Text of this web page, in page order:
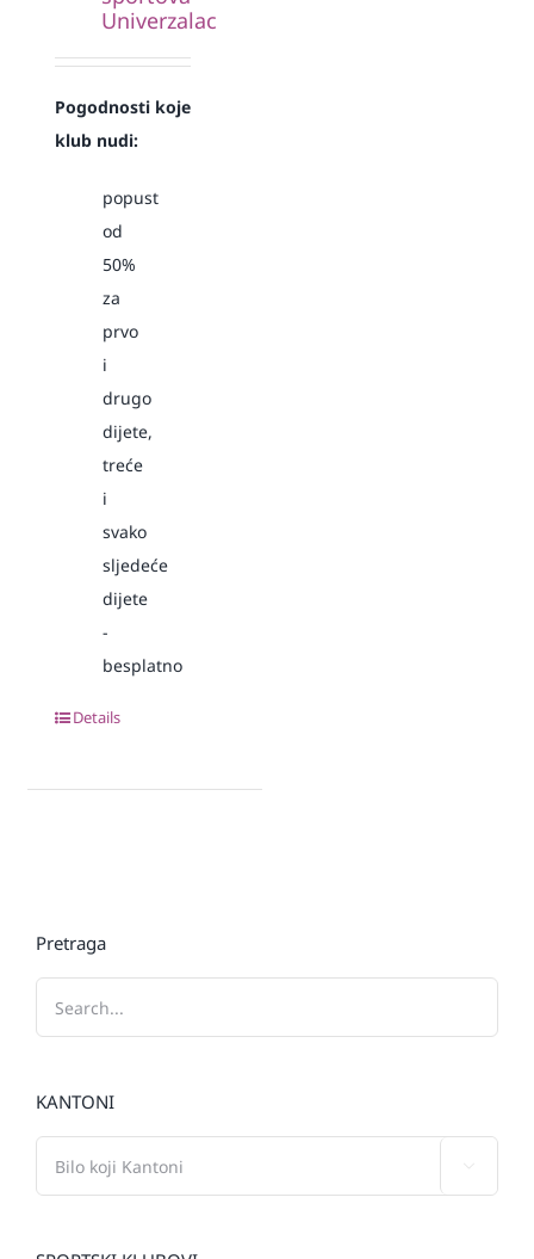
Univerzalac
Pogodnosti koje
klub nudi:
popust
od
50%
za
prvo
i
drugo
dijete,
treće
i
svako
sljedeće
dijete
-
besplatno
Details
Pretraga
KANTONI